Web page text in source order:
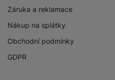
Záruka a reklamace
Nákup na splátky
Obchodní podmínky
GDPR